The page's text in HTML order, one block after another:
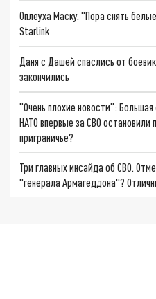
Оплеуха Маску. "Пора снять
Starlink
Даня с Дашей спаслись от
закончились
"Очень плохие новости":
НАТО впервые за СВО остановили
приграничье?
Три главных инсайда об СВО.
"генерала Армагеддона"?